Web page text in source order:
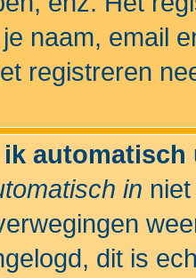
naam, email
registreren
in
dit is